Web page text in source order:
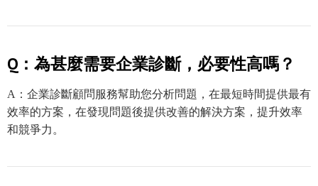
Q：為甚麼需要企業診斷，必要性高嗎？
A：企業診斷顧問服務幫助您分析問題，在最短時間提供最有
效率的方案，在發現問題後提供改善的解決方案，提升效率
和競爭力。